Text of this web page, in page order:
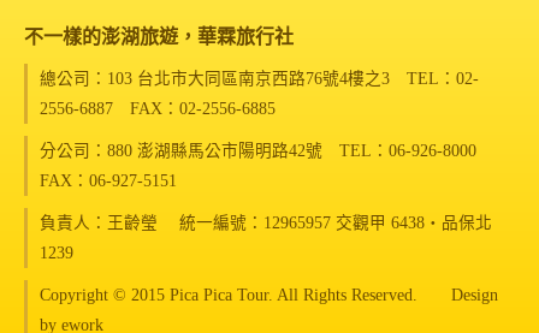
不一樣的澎湖旅遊，華霖旅行社
總公司：103 台北市大同區南京西路76號4樓之3 TEL：02-
2556-6887 FAX：02-2556-6885
分公司：880 澎湖縣馬公市陽明路42號 TEL：06-926-8000
FAX：06-927-5151
負責人：王齡瑩 統一編號：12965957 交觀甲 6438‧品保北
1239
Copyright © 2015 Pica Pica Tour. All Rights Reserved. Design
by ework